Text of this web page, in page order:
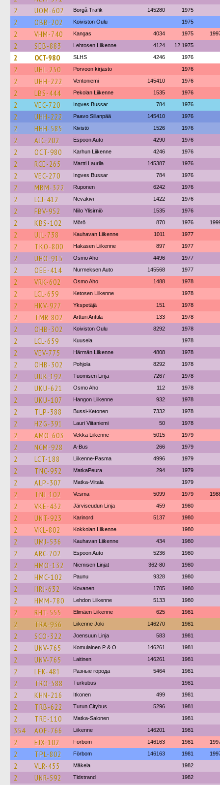
2 UOM-602 Borgå Trafik 145280 1975
2 OBB-202 Koiviston Oulu 1975
2 VHM-740 Kangas 4034 1975
2 SEB-883 Lehtosen Liikenne 4124 12.1975
2 OCT-980 SLHS 4246 1976
2 UHL-250 Porvoon kirjasto 1976
2 UHH-222 Ventoniemi 145410 1976
2 LBS-444 Pekolan Liikenne 1535 1976
2 VEC-720 Ingves Bussar 784 1976
2 UHH-222 Paavo Sillanpää 145410 1976
2 HHH-585 Kivistö 1526 1976
2 AJC-202 Espoon Auto 4290 1976
2 OCT-980 Karhun Liikenne 4246 1976
2 RCE-265 Martti Laurila 145387 1976
2 VEC-270 Ingves Bussar 784 1976
2 MBM-322 Ruponen 6242 1976
2 LCJ-412 Nevakivi 1422 1976
2 FBV-952 Niilo Ylisirniö 1535 1976
2 KBS-102 Mörö 870 1976
2 UJL-738 Kauhavan Liikenne 1011 1977
2 TKO-800 Hakasen Liikenne 897 1977
2 UHO-915 Osmo Aho 4496 1977
2 OEE-414 Nurmeksen Auto 145568 1977
2 VRK-602 Osmo Aho 1488 1978
2 LCL-659 Ketosen Liikenne 1978
2 HKV-927 Ykspetäjä 151 1978
2 TMR-802 Artturi Anttila 133 1978
2 OHB-302 Koiviston Oulu 8292 1978
2 LCL-659 Kuusela 1978
2 VEV-775 Härmän Liikenne 4808 1978
2 OHB-302 Pohjola 8292 1978
2 UUK-192 Tuomisen Linja 7267 1978
2 UKU-621 Osmo Aho 112 1978
2 UKU-107 Hangon Liikenne 932 1978
2 TLP-388 Bussi-Ketonen 7332 1978
2 HZG-391 Lauri Viitaniemi 50 1978
2 AMO-603 Vekka Liikenne 5015 1979
2 NCM-928 A-Bus 266 1979
2 LCT-188 Liikenne-Pasma 4996 1979
2 TNC-952 MatkaPeura 294 1979
2 ALP-307 Matka-Viitala 1979
2 TNJ-102 Vesma 5099 1979
2 VKE-432 Järviseudun Linja 459 1980
2 UNT-923 Karinord 5137 1980
2 VKL-802 Kokkolan Liikenne 1980
2 UMJ-536 Kauhavan Liikenne 434 1980
2 ARC-702 Espoon Auto 5236 1980
2 HMO-132 Niemisen Linjat 362-80 1980
2 HMC-102 Paunu 9328 1980
2 HRJ-632 Kovanen 1705 1980
2 HMM-780 Lehdon Liikenne 5133 1980
2 RHT-555 Elimäen Liikenne 625 1981
2 TRA-936 Liikenne Joki 146270 1981
2 SCO-322 Joensuun Linja 583 1981
2 UNV-765 Komulainen P & O 146261 1981
2 UNV-765 Laitinen 146261 1981
2 LEK-481 Разные города 5464 1981
2 TRO-588 Turkubus 1981
2 KHN-216 Itkonen 499 1981
2 TRB-622 Turun Citybus 5296 1981
2 TRE-110 Matka-Salonen 1981
354 AOE-766 Liikenne 146201 1981
2 EJX-102 Förbom 146163 1981
2 TPL-802 Förbom 146163 1981
2 VLR-455 Mäkela 1982
2 UNR-592 Tidstrand 1982